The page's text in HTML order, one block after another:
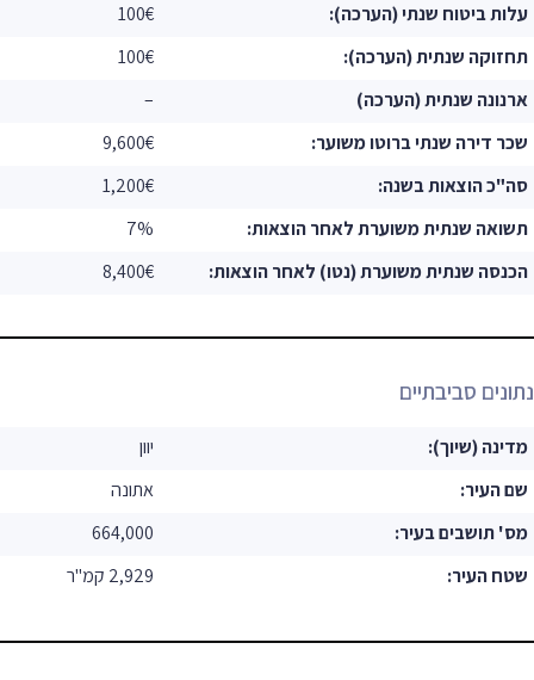
עלות ביטוח שנתי (הערכה):
100€
תחזוקה שנתית (הערכה):
100€
ארנונה שנתית (הערכה)
–
שכר דירה שנתי ברוטו משוער:
9,600€
סה"כ הוצאות בשנה:
1,200€
תשואה שנתית משוערת לאחר הוצאות:
7%
הכנסה שנתית משוערת (נטו) לאחר הוצאות:
8,400€
נתונים סביבתיים
מדינה (שיוך):
יוון
שם העיר:
אתונה
מס' תושבים בעיר:
664,000
שטח העיר:
2,929 קמ"ר